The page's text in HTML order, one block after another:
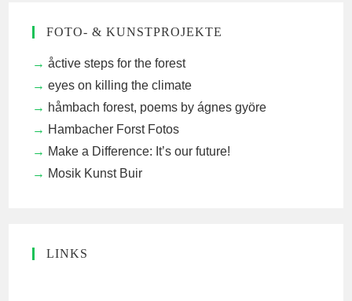
FOTO- & KUNSTPROJEKTE
åctive steps for the forest
eyes on killing the climate
håmbach forest, poems by ágnes györe
Hambacher Forst Fotos
Make a Difference: It’s our future!
Mosik Kunst Buir
LINKS